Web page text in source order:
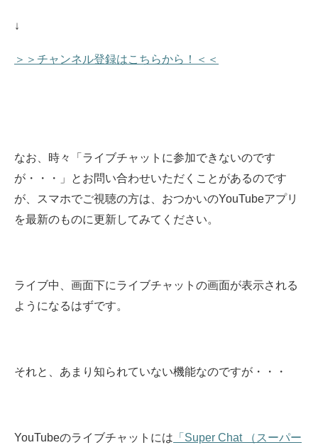
↓
＞＞チャンネル登録はこちらから！＜＜
なお、時々「ライブチャットに参加できないのです
が・・・」とお問い合わせいただくことがあるのです
が、スマホでご視聴の方は、おつかいのYouTubeアプリ
を最新のものに更新してみてください。
ライブ中、画面下にライブチャットの画面が表示される
ようになるはずです。
それと、あまり知られていない機能なのですが・・・
YouTubeのライブチャットには 「Super Chat （スーパー